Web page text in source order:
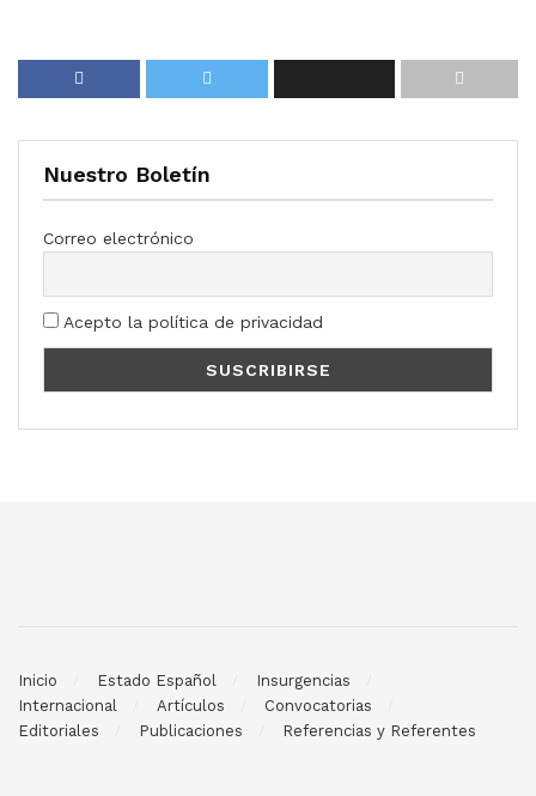
Nuestro Boletín
Correo electrónico
Acepto la política de privacidad
Inicio Estado Español
Insurgencias
Internacional
Artículos
Convocatorias
Editoriales
Publicaciones Referencias y Referentes